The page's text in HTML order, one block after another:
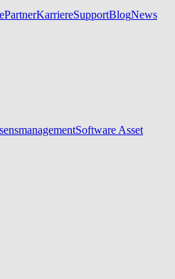
PartnerKarriereSupportBlogNews
Software Asset